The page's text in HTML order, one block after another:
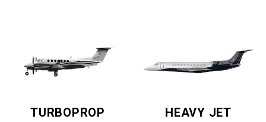
TURBOPROP HEAVY JET